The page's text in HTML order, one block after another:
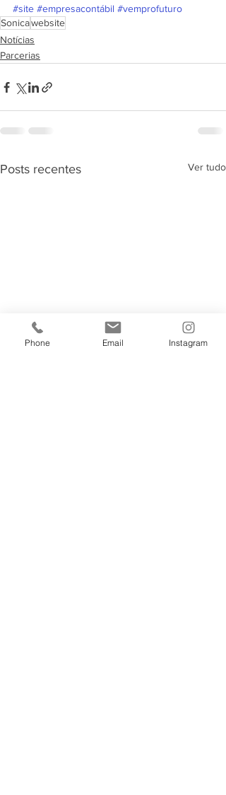
#site #empresacontábil #vemprofuturo
Sonicawebsite
Notícias
Parcerias
Posts recentes Ver tudo
Phone Email Instagram